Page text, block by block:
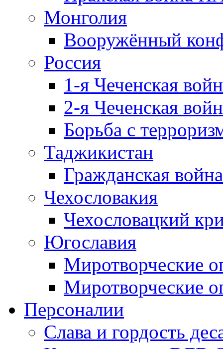
Монголия
Вооружённый
Россия
1-я Чеченская
2-я Чеченская
Борьба с
Таджикистан
Гражданская
Чехословакия
Чехословацкий
Югославия
Миротворческие
Миротворческие
Персоналии
Слава и гордость